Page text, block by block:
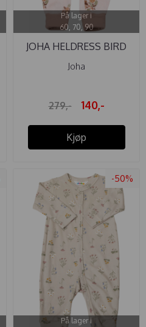
På lager i
60, 70, 90
JOHA HELDRESS BIRD
HOUSE ...
Joha
279,- 140,-
Kjøp
-50%
På lager i